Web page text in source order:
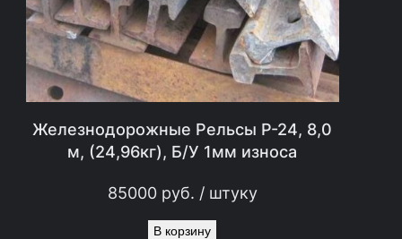
Железнодорожные Рельсы Р-24, 8,0
м, (24,96кг), Б/У 1мм износа
85000руб. / штуку
В корзину